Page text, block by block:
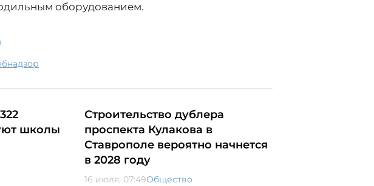
оборудованием.
школы
Строительство дублера
проспекта Кулакова в
Ставрополе вероятно начнется
в 2028 году
16 июля, 07:49Общество